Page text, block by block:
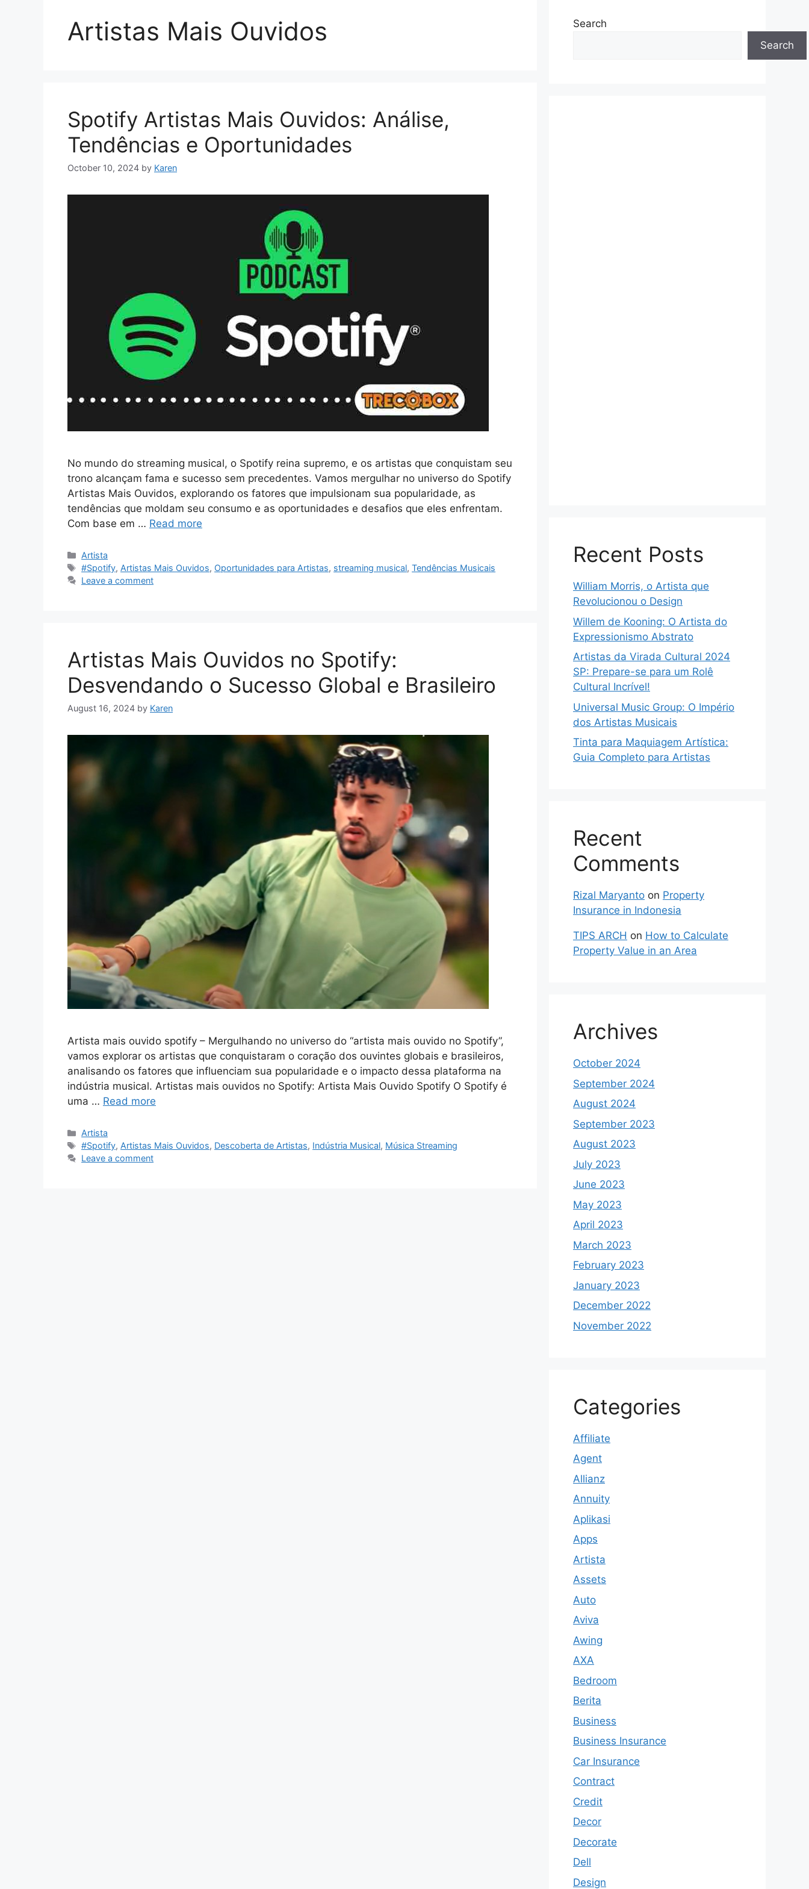
Artistas Mais Ouvidos
Spotify Artistas Mais Ouvidos: Análise,
Tendências e Oportunidades
October 10, 2024 by Karen
No mundo do streaming musical, o Spotify reina supremo, e os artistas que conquistam seu
trono alcançam fama e sucesso sem precedentes. Vamos mergulhar no universo do Spotify
Artistas Mais Ouvidos, explorando os fatores que impulsionam sua popularidade, as
tendências que moldam seu consumo e as oportunidades e desafios que eles enfrentam.
Com base em … Read more
Categories
Artista
Tags
#Spotify, Artistas Mais Ouvidos, Oportunidades para Artistas, streaming musical,Tendências Musicais
Leave a comment
Artistas Mais Ouvidos no Spotify:
Desvendando o Sucesso Global e Brasileiro
August 16, 2024 by Karen
Artista mais ouvido spotify – Mergulhando no universo do “artista mais ouvido no Spotify”,
vamos explorar os artistas que conquistaram o coração dos ouvintes globais e brasileiros,
analisando os fatores que influenciam sua popularidade e o impacto dessa plataforma na
indústria musical. Artistas mais ouvidos no Spotify: Artista Mais Ouvido Spotify O Spotify é
uma … Read more
Categories
Artista
Tags
#Spotify, Artistas Mais Ouvidos, Descoberta de Artistas, Indústria Musical, Música Streaming
Leave a comment
Search
Search
Recent Posts
William Morris, o Artista que
Revolucionou o Design
Willem de Kooning: O Artista do
Expressionismo Abstrato
Artistas da Virada Cultural 2024
SP: Prepare-se para um Rolê
Cultural Incrível!
Universal Music Group: O Império
dos Artistas Musicais
Tinta para Maquiagem Artística:
Guia Completo para Artistas
Recent
Comments
Rizal Maryanto on Property
Insurance in Indonesia
TIPS ARCH on How to Calculate
Property Value in an Area
Archives
October 2024
September 2024
August 2024
September 2023
August 2023
July 2023
June 2023
May 2023
April 2023
March 2023
February 2023
January 2023
December 2022
November 2022
Categories
Affiliate
Agent
Allianz
Annuity
Aplikasi
Apps
Artista
Assets
Auto
Aviva
Awing
AXA
Bedroom
Berita
Business
Business Insurance
Car Insurance
Contract
Credit
Decor
Decorate
Dell
Design